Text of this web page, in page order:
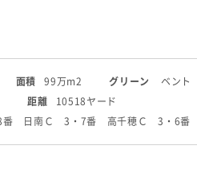
面積 99万m2 グリーン ベント
距離 10518ヤード
番 日南Ｃ 3・7番 高千穂Ｃ 3・6番